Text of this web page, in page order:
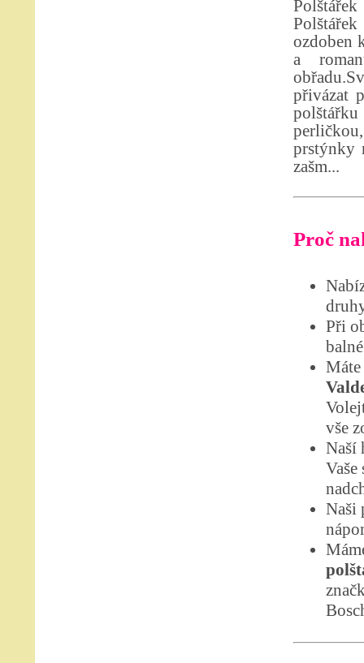
ozdoben
a
přivázat
prstýnky
zašm...
Proč
Při
vše
Naší
Naši